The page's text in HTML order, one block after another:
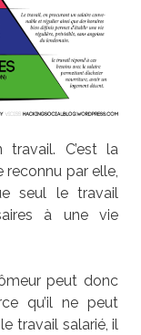
C’est la
reconnu par elle,
seul le travail
à une vie
peut donc
qu’il ne peut
travail salarié, il